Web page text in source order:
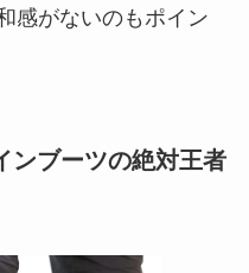
感がないのもポイン
ンブーツの絶対王者